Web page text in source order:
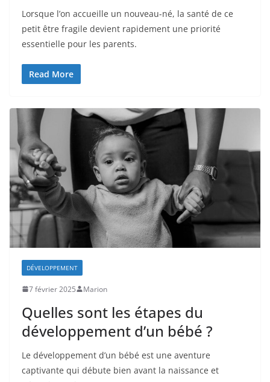
Lorsque l’on accueille un nouveau-né, la santé de ce
petit être fragile devient rapidement une priorité
essentielle pour les parents.
Read More
DÉVELOPPEMENT
7 février 2025 Marion
Quelles sont les étapes du
développement d’un bébé ?
Le développement d’un bébé est une aventure
captivante qui débute bien avant la naissance et